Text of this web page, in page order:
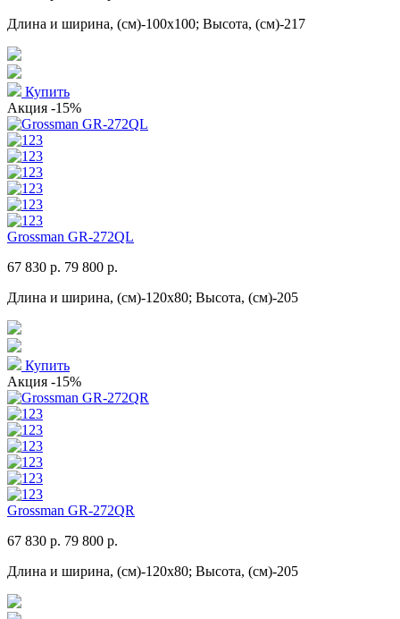
Длина и ширина, (см)-100x100; Высота, (см)-217
Купить
Акция -15%
Grossman GR-272QL
67 830 р. 79 800 р.
Длина и ширина, (см)-120x80; Высота, (см)-205
Купить
Акция -15%
Grossman GR-272QR
67 830 р. 79 800 р.
Длина и ширина, (см)-120x80; Высота, (см)-205